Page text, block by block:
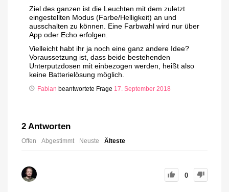
Ziel des ganzen ist die Leuchten mit dem zuletzt
eingestellten Modus (Farbe/Helligkeit) an und
ausschalten zu können. Eine Farbwahl wird nur über
App oder Echo erfolgen.
Vielleicht habt ihr ja noch eine ganz andere Idee?
Voraussetzung ist, dass beide bestehenden
Unterputzdosen mit einbezogen werden, heißt also
keine Batterielösung möglich.
Fabian beantwortete Frage 17. September 2018
2 Antworten
Offen Abgestimmt Neuste Älteste
0